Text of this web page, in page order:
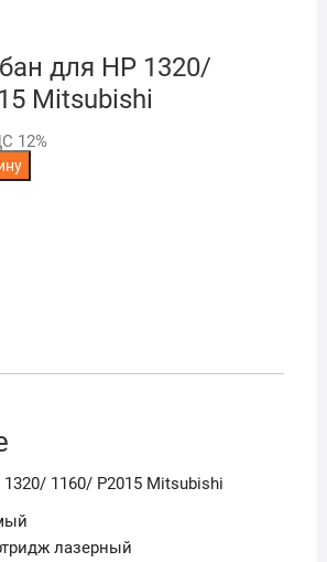
для HP 1320/
Mitsubishi
12%
1160/ P2015 Mitsubishi
лазерный